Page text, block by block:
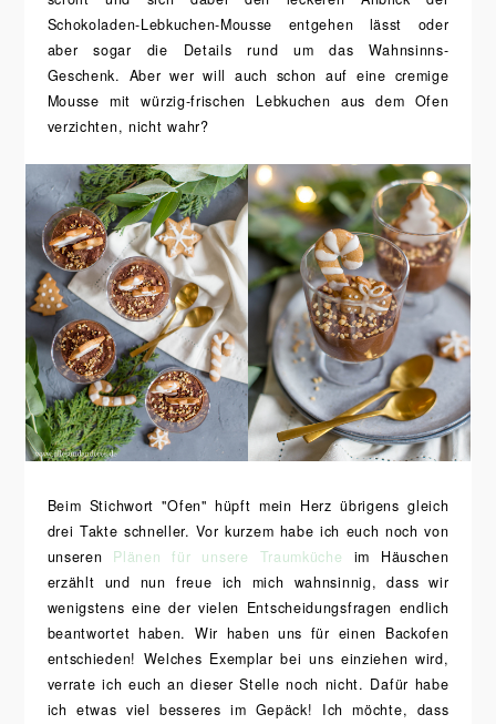
Schokoladen-Lebkuchen-Mousse entgehen lässt oder
aber sogar die Details rund um das Wahnsinns-
Geschenk. Aber wer will auch schon auf eine cremige
Mousse mit würzig-frischen Lebkuchen aus dem Ofen
verzichten, nicht wahr?
Beim Stichwort "Ofen" hüpft mein Herz übrigens gleich
drei Takte schneller. Vor kurzem habe ich euch noch von
unseren Plänen für unsere Traumküche im Häuschen
erzählt und nun freue ich mich wahnsinnig, dass wir
wenigstens eine der vielen Entscheidungsfragen endlich
beantwortet haben. Wir haben uns für einen Backofen
entschieden! Welches Exemplar bei uns einziehen wird,
verrate ich euch an dieser Stelle noch nicht. Dafür habe
ich etwas viel besseres im Gepäck! Ich möchte, dass